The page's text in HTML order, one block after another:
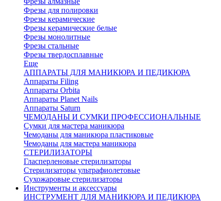
Фрезы для полировки
Фрезы керамические
Фрезы керамические белые
Фрезы монолитные
Фрезы стальные
Фрезы твердосплавные
Еще
АППАРАТЫ ДЛЯ МАНИКЮРА И ПЕДИКЮРА
Аппараты Filing
Аппараты Orbita
Аппараты Planet Nails
Аппараты Saturn
ЧЕМОДАНЫ И СУМКИ ПРОФЕССИОНАЛЬНЫЕ
Сумки для мастера маникюра
Чемоданы для маникюра пластиковые
Чемоданы для мастера маникюра
СТЕРИЛИЗАТОРЫ
Гласперленовые стерилизаторы
Стерилизаторы ультрафиолетовые
Сухожаровые стерилизаторы
Инструменты и аксессуары
ИНСТРУМЕНТ ДЛЯ МАНИКЮРА И ПЕДИКЮРА